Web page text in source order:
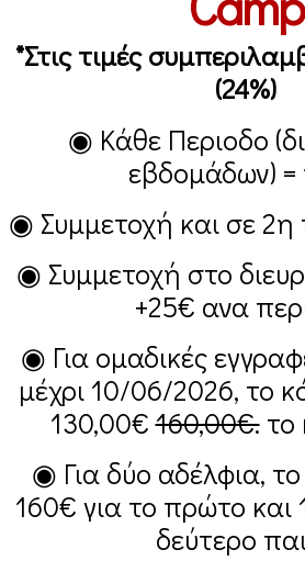
*Στις τιμές
(24%)
◉ Κάθε Περιοδο
εβδομάδων) =
◉ Συμμετοχή και σε 2η
◉ Συμμετοχή στο
+25€ ανα
◉ Για ομαδικές
μέχρι 10/06/2026, το
130,00€160,00€.το
◉ Για δύο αδέλφια, το
160€ για το πρώτο και
δεύτερο